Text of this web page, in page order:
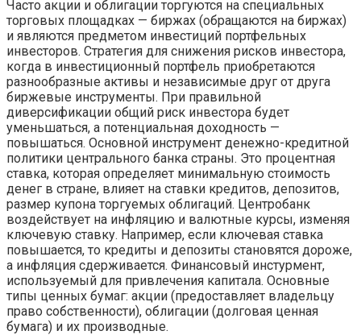
Часто акции и облигации торгуются на специальных
торговых площадках — биржах (обращаются на биржах)
и являются предметом инвестиций портфельных
инвесторов. Стратегия для снижения рисков инвестора,
когда в инвестиционный портфель приобретаются
разнообразные активы и независимые друг от друга
биржевые инструменты. При правильной
диверсификации общий риск инвестора будет
уменьшаться, а потенциальная доходность —
повышаться. Основной инструмент денежно-кредитной
политики центрального банка страны. Это процентная
ставка, которая определяет минимальную стоимость
денег в стране, влияет на ставки кредитов, депозитов,
размер купона торгуемых облигаций. Центробанк
воздействует на инфляцию и валютные курсы, изменяя
ключевую ставку. Например, если ключевая ставка
повышается, то кредиты и депозиты становятся дороже,
а инфляция сдерживается. Финансовый инстурмент,
используемый для привлечения капитала. Основные
типы ценных бумаг: акции (предоставляет владельцу
право собственности), облигации (долговая ценная
бумага) и их производные.